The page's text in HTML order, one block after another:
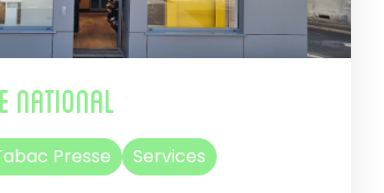
National
Presse Services